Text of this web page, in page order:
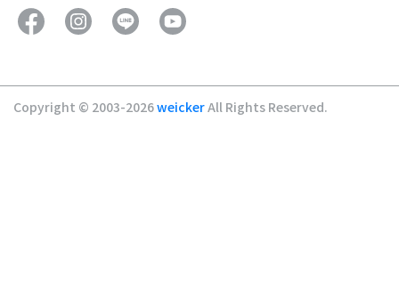
Copyright © 2003-2026weickerAll Rights Reserved.